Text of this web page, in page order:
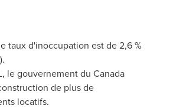
taux d'inoccupation est de 2,6 %
le gouvernement du Canada
de plus de
locatifs.